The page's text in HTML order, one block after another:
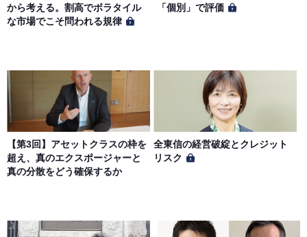
から考える。割高でボラタイル
な市場でこそ問われる規律
「個別」で評価
【第3回】アセットクラスの枠を
超え、真のエクスポージャーと
真の分散をどう確保するか
全東信の経営破綻とクレジット
リスク